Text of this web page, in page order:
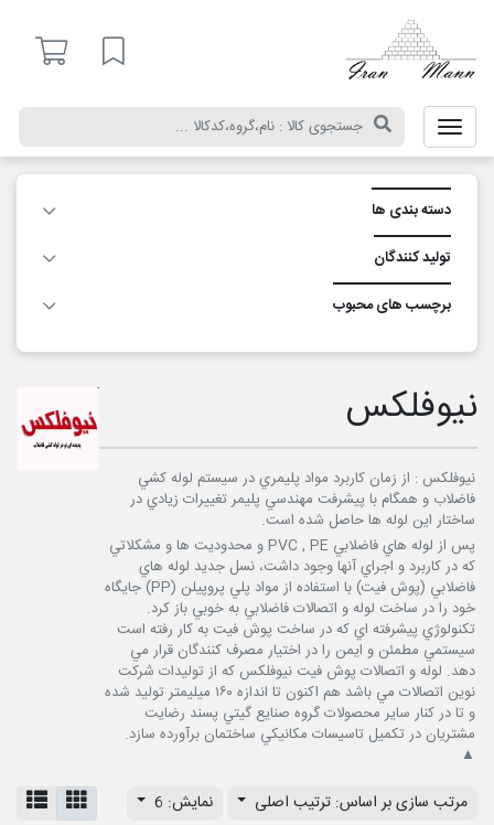
لیست مورد علاقه
دسته بندی ها
تولید کنندگان
برچسب های محبوب
نیوفلکس
نيوفلكس : از زمان كاربرد مواد پليمري در سيستم لوله كشي
فاضلاب و همگام با پيشرفت مهندسي پليمر تغييرات زيادي در
ساختار اين لوله ها حاصل شده است.
پس از لوله هاي فاضلابي PVC , PE و محدوديت ها و مشكلاتي
كه در كاربرد و اجراي آنها وجود داشت، نسل جديد لوله هاي
فاضلابي (پوش فيت) با استفاده از مواد پلي پروپيلن (PP) جايگاه
خود را در ساخت لوله و اتصالات فاضلابي به خوبي باز كرد.
تكنولوژي پيشرفته اي كه در ساخت پوش فيت به كار رفته است
سيستمي مطمئن و ايمن را در اختيار مصرف كنندگان قرار مي
دهد. لوله و اتصالات پوش فيت نيوفلكس كه از توليدات شركت
نوين اتصالات مي باشد هم اكنون تا اندازه ۱۶۰ ميليمتر توليد شده
و تا در كنار ساير محصولات گروه صنايع گيتي پسند رضايت
مشتريان در تكميل تاسيسات مكانيكي ساختمان برآورده سازد.
▲
مرتب سازی بر اساس: ترتیب اصلی نمایش: 6